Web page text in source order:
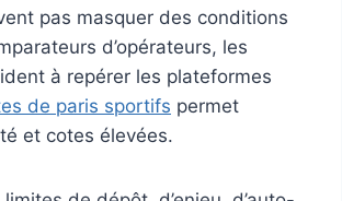
pas masquer des conditions
d’opérateurs, les
à repérer les plateformes
de paris sportifs permet
et cotes élevées.